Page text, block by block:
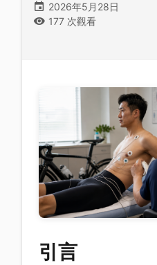
2026年5月28日
177 次觀看
引言